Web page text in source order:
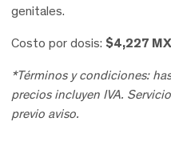
genitales.
Costo por dosis: $4,227
*Términos y condiciones:
precios incluyen IVA.
previo aviso.